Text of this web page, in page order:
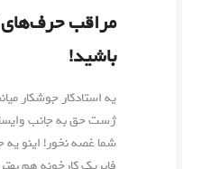
مراقب حرف‌های
باشید!
یه استادکار جوشکار
ژست حق به جانب
شما غصه نخور! اینو